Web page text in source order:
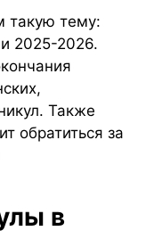
такую тему:
2025-2026.
Также
обратиться за